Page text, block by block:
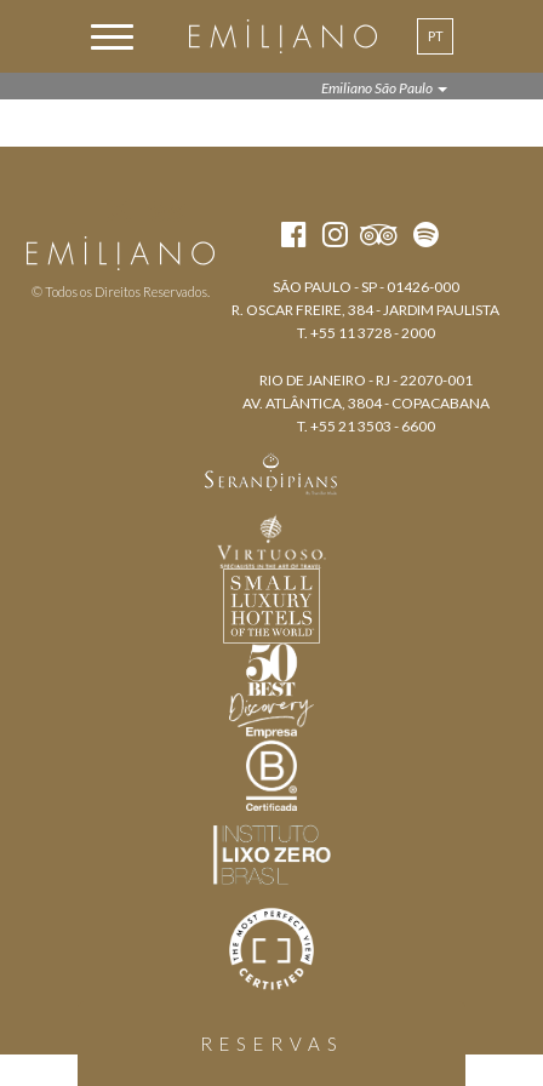
PT
EN
Emiliano São Paulo
RESERVAS
© Todos os Direitos Reservados.
SÃO PAULO - SP - 01426-000
R. OSCAR FREIRE, 384 - JARDIM PAULISTA
T. +55 11 3728 - 2000
RIO DE JANEIRO - RJ - 22070-001
AV. ATLÂNTICA, 3804 - COPACABANA
T. +55 21 3503 - 6600